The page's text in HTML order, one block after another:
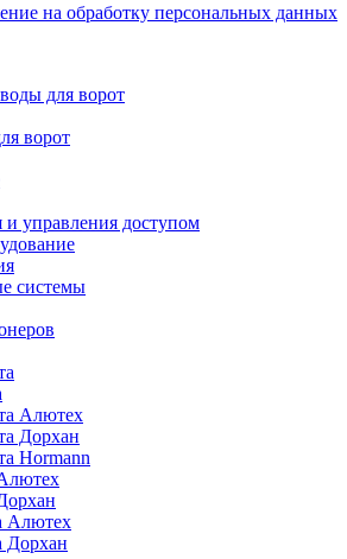
на обработку персональных данных
для ворот
ворот
управления доступом
системы
Алютех
Дорхан
Hormann
Алютех
Дорхан